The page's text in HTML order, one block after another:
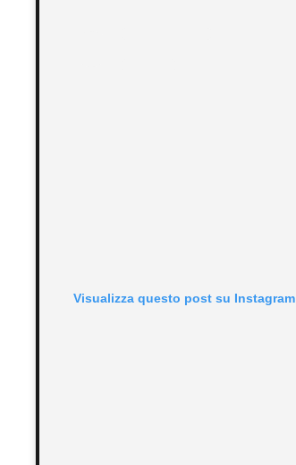
Visualizza questo post su Instagram